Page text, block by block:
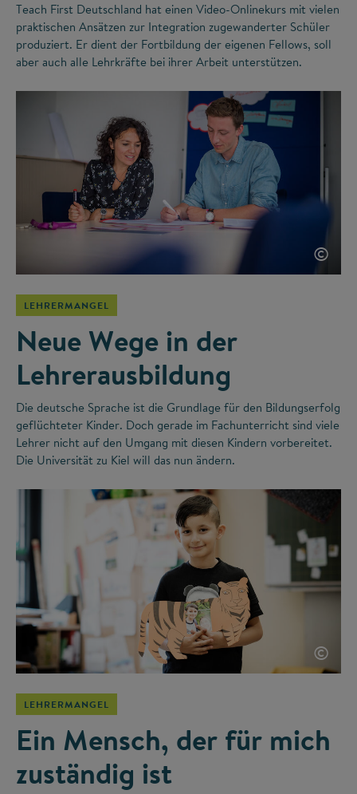
Teach First Deutschland hat einen Video-Onlinekurs mit vielen
praktischen Ansätzen zur Integration zugewanderter Schüler
produziert. Er dient der Fortbildung der eigenen Fellows, soll
aber auch alle Lehrkräfte bei ihrer Arbeit unterstützen.
©
LEHRERMANGEL
Neue Wege in der
Lehrerausbildung
Die deutsche Sprache ist die Grundlage für den Bildungserfolg
geflüchteter Kinder. Doch gerade im Fachunterricht sind viele
Lehrer nicht auf den Umgang mit diesen Kindern vorbereitet.
Die Universität zu Kiel will das nun ändern.
©
LEHRERMANGEL
Ein Mensch, der für mich
zuständig ist